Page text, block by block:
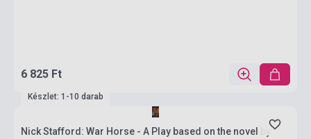
6 825 Ft
Készlet: 1-10 darab
Nick Stafford: War Horse - A Play based on the novel by